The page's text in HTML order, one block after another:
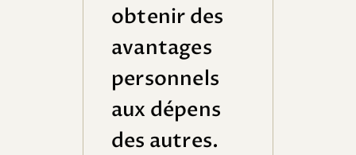
obtenir des
avantages
personnels
aux dépens
des autres.